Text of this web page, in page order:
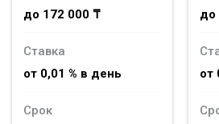
до 172 000 ₸
Ставка
от 0,01 % в день
Срок
до
от